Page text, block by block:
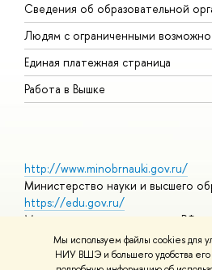
Мы используем файлы cookies для
НИУ ВШЭ и большего удобства его
Сведения об образовательной
Людям с ограниченными
Единая платежная страница
Работа в Вышке
http://www.minobrnauki.gov.ru/
Министерство науки и высшего
https://edu.gov.ru/
Министерство просвещения РФ
https://elearning.hse.ru/mooc
Массовые открытые онлайн-курсы